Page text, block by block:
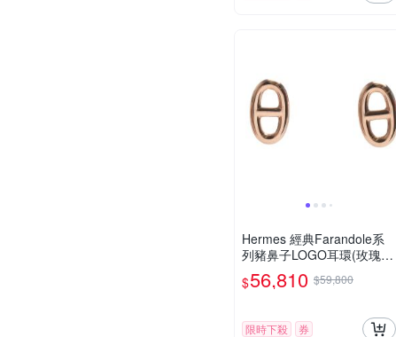
Hermes 經典Farandole系
列豬鼻子LOGO耳環(玫瑰
金)
$56,810 $59,800
限時下殺 券